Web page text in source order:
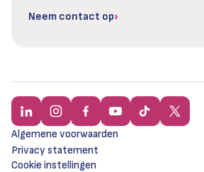
Neem contact op
Algemene voorwaarden
Privacy statement
Cookie instellingen